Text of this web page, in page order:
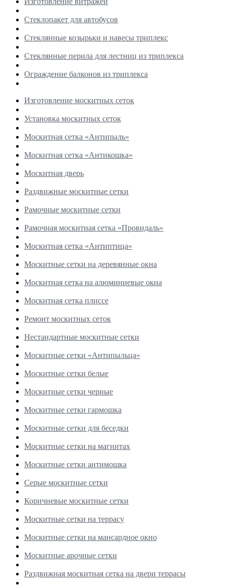
Стеклопакет для автобусов
Стеклянные козырьки и навесы триплекс
Стеклянные перила для лестниц из триплекса
Ограждение балконов из триплекса
Изготовление москитных сеток
Установка москитных сеток
Москитная сетка «Антипыль»
Москитная сетка «Антикошка»
Москитная дверь
Раздвижные москитные сетки
Рамочные москитные сетки
Рамочная москитная сетка «Провидаль»
Москитная сетка «Антиптица»
Москитные сетки на деревянные окна
Москитная сетка на алюминиевые окна
Москитная сетка плиссе
Ремонт москитных сеток
Нестандартные москитные сетки
Москитные сетки «Антипыльца»
Москитные сетки белые
Москитные сетки черные
Москитные сетки гармошка
Москитные сетки для беседки
Москитные сетки на магнитах
Москитные сетки антимошка
Серые москитные сетки
Коричневые москитные сетки
Москитные сетки на террасу
Москитные сетки на мансардное окно
Москитные арочные сетки
Раздвижная москитная сетка на двери террасы